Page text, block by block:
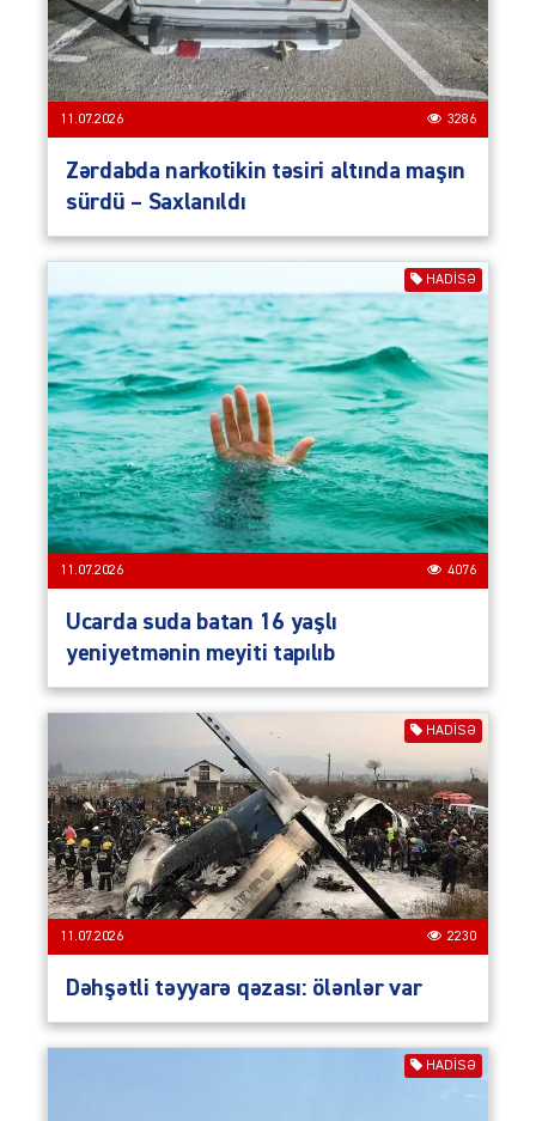
11.07.2026 3286
Zərdabda narkotikin təsiri altında maşın
sürdü – Saxlanıldı
HADISƏ
11.07.2026 4076
Ucarda suda batan 16 yaşlı
yeniyetmənin meyiti tapılıb
HADISƏ
11.07.2026 2230
Dəhşətli təyyarə qəzası: ölənlər var
HADISƏ